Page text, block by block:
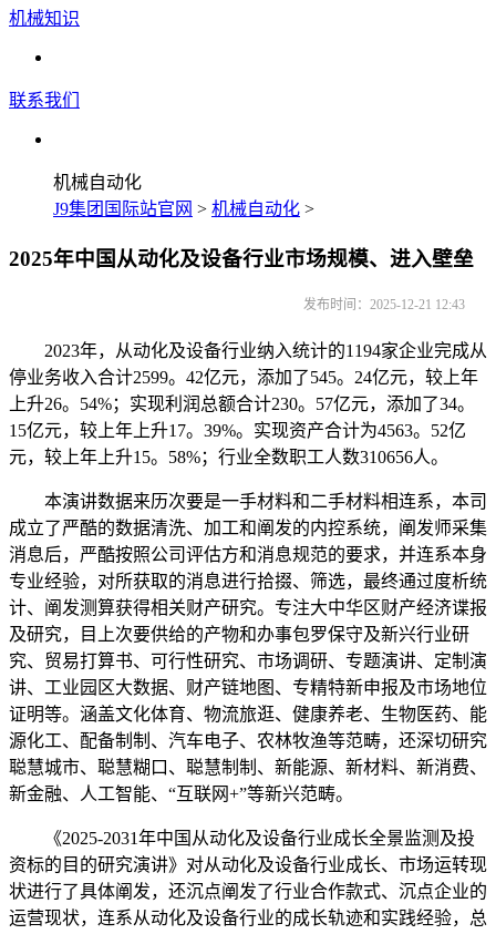
机械知识
联系我们
机械自动化
J9集团国际站官网 > 机械自动化 >
2025年中国从动化及设备行业市场规模、进入壁垒
发布时间：2025-12-21 12:43
2023年，从动化及设备行业纳入统计的1194家企业完成从
停业务收入合计2599。42亿元，添加了545。24亿元，较上年
上升26。54%；实现利润总额合计230。57亿元，添加了34。
15亿元，较上年上升17。39%。实现资产合计为4563。52亿
元，较上年上升15。58%；行业全数职工人数310656人。
本演讲数据来历次要是一手材料和二手材料相连系，本司
成立了严酷的数据清洗、加工和阐发的内控系统，阐发师采集
消息后，严酷按照公司评估方和消息规范的要求，并连系本身
专业经验，对所获取的消息进行拾掇、筛选，最终通过度析统
计、阐发测算获得相关财产研究。专注大中华区财产经济谍报
及研究，目上次要供给的产物和办事包罗保守及新兴行业研
究、贸易打算书、可行性研究、市场调研、专题演讲、定制演
讲、工业园区大数据、财产链地图、专精特新申报及市场地位
证明等。涵盖文化体育、物流旅逛、健康养老、生物医药、能
源化工、配备制制、汽车电子、农林牧渔等范畴，还深切研究
聪慧城市、聪慧糊口、聪慧制制、新能源、新材料、新消费、
新金融、人工智能、“互联网+”等新兴范畴。
《2025-2031年中国从动化及设备行业成长全景监测及投
资标的目的研究演讲》对从动化及设备行业成长、市场运转现
状进行了具体阐发，还沉点阐发了行业合作款式、沉点企业的
运营现状，连系从动化及设备行业的成长轨迹和实践经验，总